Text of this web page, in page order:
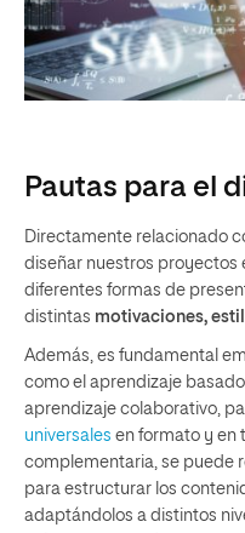
Pautas para el
Directamente relacionado
diseñar nuestros
diferentes formas de
distintas motivaciones,
Además, es fundamental
como el aprendizaje
aprendizaje colaborativo,
universales en formato y en
complementaria, se puede
para estructurar los
adaptándolos a distintos